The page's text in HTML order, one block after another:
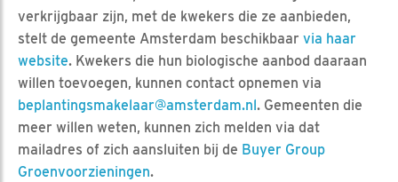
verkrijgbaar zijn, met de kwekers die ze aanbieden,
stelt de gemeente Amsterdam beschikbaar via haar
website. Kwekers die hun biologische aanbod daaraan
willen toevoegen, kunnen contact opnemen via
beplantingsmakelaar@amsterdam.nl. Gemeenten die
meer willen weten, kunnen zich melden via dat
mailadres of zich aansluiten bij de Buyer Group
Groenvoorzieningen.